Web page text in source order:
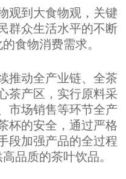
观到大食物观，关键
群众生活水平的不断
食物消费需求。
推动全产业链、全茶
茶产区，实行原料采
市场销售等环节全产
杯的安全，通过严格
段加强产品的全过程
品质的茶叶饮品。